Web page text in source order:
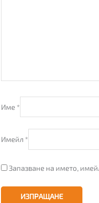
Име *
Имейл *
Запазване на името,